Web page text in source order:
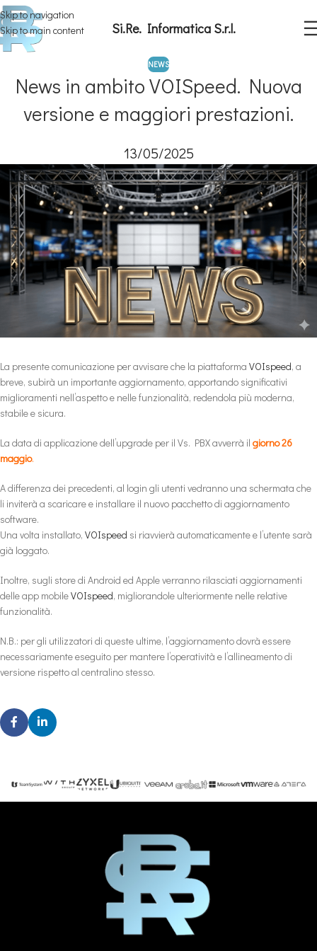
Skip to navigation
Skip to main content
Si.Re. Informatica S.r.l.
NEWS
News in ambito VOISpeed. Nuova
versione e maggiori prestazioni.
13/05/2025
La presente comunicazione per avvisare che la piattaforma VOIspeed, a
breve, subirà un importante aggiornamento, apportando significativi
miglioramenti nell’aspetto e nelle funzionalità, redendola più moderna,
stabile e sicura.
La data di applicazione dell’upgrade per il Vs. PBX avverrà il giorno 26
maggio.
A differenza dei precedenti, al login gli utenti vedranno una schermata che
li inviterà a scaricare e installare il nuovo pacchetto di aggiornamento
software.
Una volta installato, VOIspeed si riavvierà automaticamente e l’utente sarà
già loggato.
Inoltre, sugli store di Android ed Apple verranno rilasciati aggiornamenti
delle app mobileVOIspeed, migliorandole ulteriormente nelle relative
funzionalità.
N.B.: per gli utilizzatori di queste ultime, l’aggiornamento dovrà essere
necessariamente eseguito per mantere l’operatività e l’allineamento di
versione rispetto al centralino stesso.